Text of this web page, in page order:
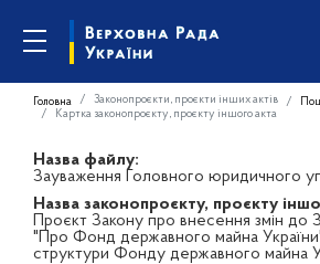
Головна Законопроєкти, проєкти інших актів
Картка законопроєкту, проєкту іншого акта
Назва файлу:
Зауваження Головного юридичного
Назва законопроєкту, проєкту
Проєкт Закону про внесення змін до
"Про Фонд державного майна
структури Фонду державного майна